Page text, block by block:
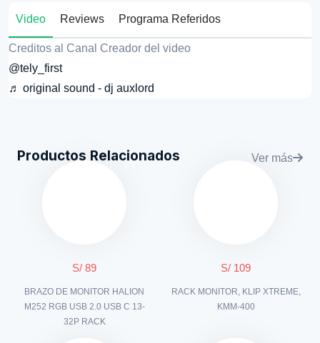
Video Reviews Programa Referidos
Creditos al Canal Creador del video
@tely_first
♬ original sound - dj auxlord
Productos Relacionados Ver más
S/ 89
BRAZO DE MONITOR HALION
M252 RGB USB 2.0 USB C 13-
32P RACK
S/ 109
RACK MONITOR, KLIP XTREME,
KMM-400